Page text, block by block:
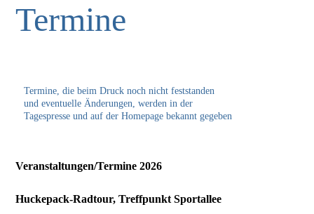
Termine
Termine, die beim Druck noch nicht feststanden
und eventuelle Änderungen, werden in der
Tagespresse und auf der Homepage bekannt gegeben
Veranstaltungen/Termine 2026
Huckepack-Radtour, Treffpunkt Sportallee